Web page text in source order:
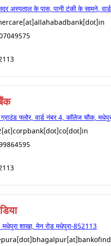
अस्पताल के पास, पानी टंकी के सामने,
ग्राउंड फ्लोर, वार्ड नंबर 4, कॉलेज चौक,
शाखा, मेन रोड मधेपुरा-852113